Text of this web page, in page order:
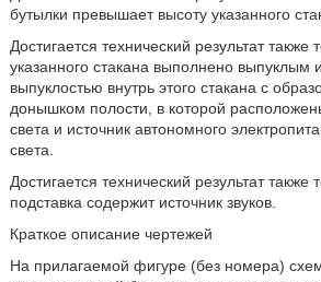
бутылки превышает высоту указанного
Достигается технический результат
указанного стакана выполнено выпуклым
выпуклостью внутрь этого стакана с
донышком полости, в которой
света и источник автономного
света.
Достигается технический результат также
подставка содержит источник звуков.
Краткое описание чертежей
На прилагаемой фигуре (без номера)